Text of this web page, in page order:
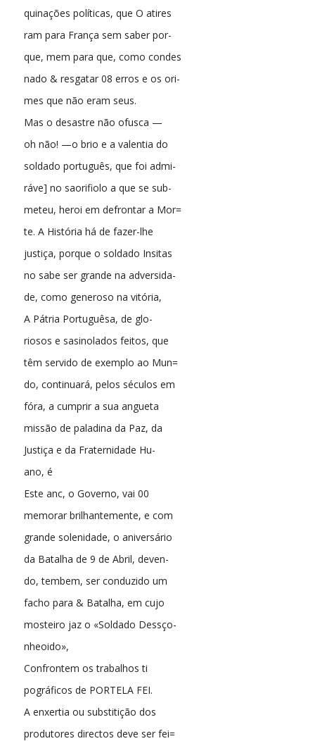
quinações políticas, que O atires
ram para França sem saber por-
que, mem para que, como condes
nado & resgatar 08 erros e os ori-
mes que não eram seus.
Mas o desastre não ofusca —
oh não! —o brio e a valentia do
soldado português, que foi admi-
ráve] no saorifiolo a que se sub-
meteu, heroi em defrontar a Mor=
te. A História há de fazer-lhe
justiça, porque o soldado Insitas
no sabe ser grande na adversida-
de, como generoso na vitória,
A Pátria Portuguêsa, de glo-
riosos e sasinolados feitos, que
têm servido de exemplo ao Mun=
do, continuará, pelos séculos em
fóra, a cumprir a sua angueta
missão de paladina da Paz, da
Justiça e da Fraternidade Hu-
ano, é
Este anc, o Governo, vai 00
memorar brilhantemente, e com
grande solenidade, o aniversário
da Batalha de 9 de Abril, deven-
do, tembem, ser conduzido um
facho para & Batalha, em cujo
mosteiro jaz o «Soldado Dessço-
nheoido»,
Confrontem os trabalhos ti
pográficos de PORTELA FEI.
A enxertia ou substitição dos
produtores directos deve ser fei=